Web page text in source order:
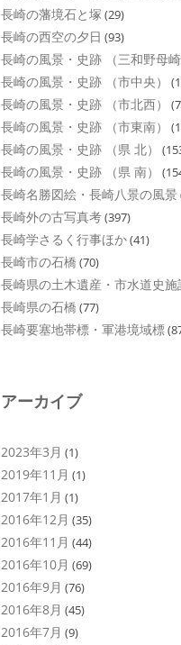
長崎の藩境石と塚 (29)
長崎の西空の夕日 (93)
長崎の風景・史跡 （三和野母崎
長崎の風景・史跡 （市中央）
長崎の風景・史跡 （市北西）
長崎の風景・史跡 （市東南）
長崎の風景・史跡 （県 北）
長崎の風景・史跡 （県 南）
長崎名勝図絵・長崎八景の風景
長崎外の古写真考(397)
長崎学さるく行事ほか(41)
長崎市の石橋 (70)
長崎県の土木遺産・市水道史施
長崎県の石橋 (77)
長崎要塞地帯標・軍港境域標
アーカイブ
2023年3月 (1)
2019年11月 (1)
2017年1月 (1)
2016年12月 (35)
2016年11月 (44)
2016年10月 (69)
2016年9月 (76)
2016年8月 (45)
2016年7月 (9)